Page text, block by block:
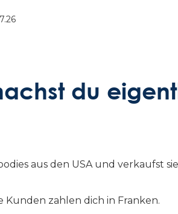
du
aus den USA und verkaufst
Kunden zahlen dich in Franken.